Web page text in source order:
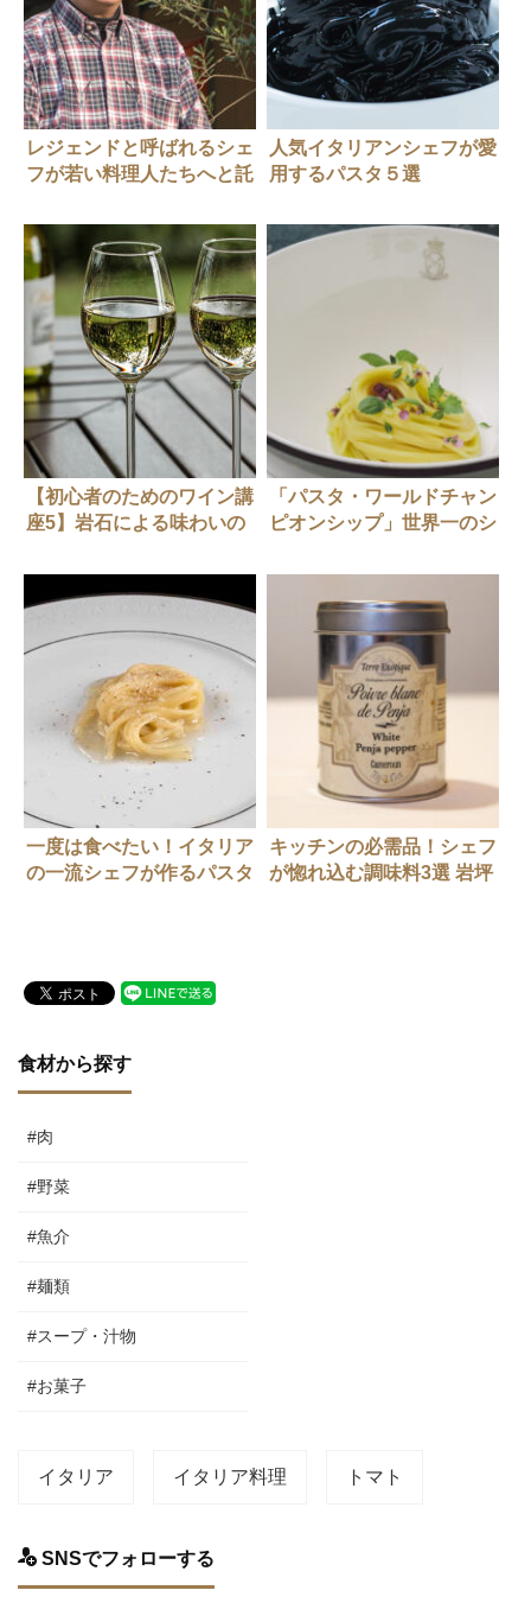
レジェンドと呼ばれるシェ
フが若い料理人たちへと託
人気イタリアンシェフが愛
用するパスタ５選
【初心者のためのワイン講
座5】岩石による味わいの
「パスタ・ワールドチャン
ピオンシップ」世界一のシ
一度は食べたい！イタリア
の一流シェフが作るパスタ
キッチンの必需品！シェフ
が惚れ込む調味料3選 岩坪
食材から探す
#肉
#野菜
#魚介
#麺類
#スープ・汁物
#お菓子
イタリア イタリア料理 トマト
SNSでフォローする